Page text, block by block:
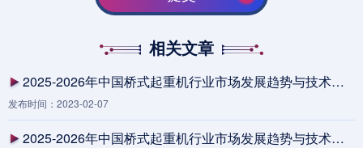
相关文章
2025-2026年中国桥式起重机行业市场发展趋势与技术创新分析
发布时间：2023-02-07
2025-2026年中国桥式起重机行业市场发展趋势与技术创新分析